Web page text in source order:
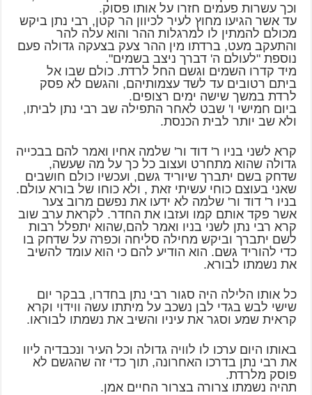
וכך עשרות פעמים חזרו על אותו פסוק.
עד אשר הגיעו מחוץ לעיר לכיוון הר קטן, רבי נתן ביקש
מכולם להמתין לו למרגלות ההר והוא עלה להר
והתעקב מעט, ברדתו מין ההר צעק בצעקה גדולה פעם
נוספת "לעולם ה' דברך ניצב בשמים".
מיד קדרו השמים וגשם החל לרדת. כולם שבו אל
ביתם רטובים עד לשד עצמותיהם, והגשם לא פסק
לרדת במשך שישה ימים רצופים.
ביום חמישי ו' שבט לאחר התפילה שב רבי נתן לביתו,
ולא שב יותר לבית הכנסת.
קרא לשני בניו ר' דוד ור' שלמה אחיו ואמר להם בבכייה
גדולה שהוא מתחרט ועצוב כל כך על מה שעשה,
שדחק בשם יתברך שיוריד גשם, ועכשיו כולם חושבים
שאני בעוצם כוחי עשיתי זאת , ולא כוחו של בורא עולם.
בניו ר' דוד ור' שלמה לא ידעו את נפשם מרוב צער
אשר פקד אותם קמו ועזבו את החדר. לקראת ערב שוב
קרא רבי נתן לשני בניו ואמר להם,שהוא יתפלל רבות
לשם יתברך וביקש מחילה סליחה וכפרה על שדחק בו
כדי להוריד גשם. הוא הודיע להם כי הוא עומד להשיב
את נשמתו לבורא.
כל אותו הלילה היה סגור רבי נתן בחדרו, בבקר יום
שישי לבש בגדי לבן נשכב על מיתתו עשה ווידוי וקרא
קראית שמע וסגר את עיניו והשיב את נשמתו לבוראו.
באותו היום ערכו לו לוויה גדולה וכל העיר ונכבדיה ליוו
את רבי נתן בדרכו האחרונה, תוך כדי זה שהגשם לא
פוסק מלרדת.
תהיה נשמתו צרורה בצרור החיים אמן.